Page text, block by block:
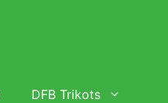
DFB Trikots